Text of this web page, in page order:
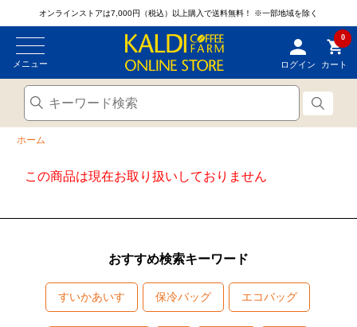
オンラインストアは7,000円（税込）以上購入で送料無料！ ※一部地域を除く
メニュー ログイン
0
カート
ホーム
この商品は現在お取り扱いしておりません
おすすめ検索キーワード
すいかあいす 保冷バッグ エコバッグ